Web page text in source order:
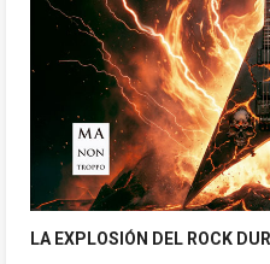
LA EXPLOSIÓN DEL ROCK